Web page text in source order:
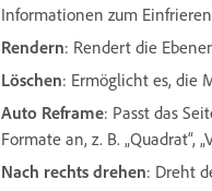
Informationen zum
Rendern: Rendert die
Löschen: Ermöglicht es, die
Auto Reframe: Passt das
Formate an, z. B. „Quadrat“,
Nach rechts drehen: Dreht